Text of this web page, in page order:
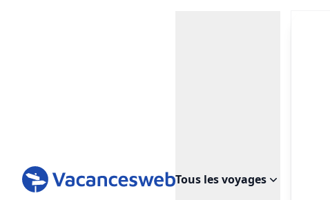
Tous les voyages